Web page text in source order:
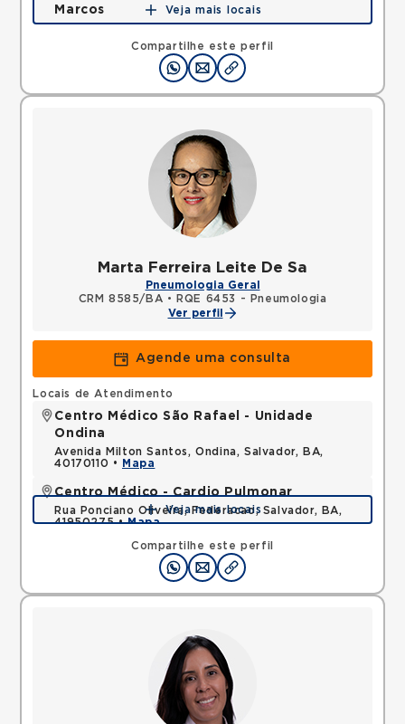
Compartilhe este perfil
Marcos
Rua Sao Rafael, Sao Marcos, Salvador, BA,
Mapa
Veja mais locais
Marta Ferreira Leite De Sa
Pneumologia Geral
CRM 8585/BA •
RQE 6453 - Pneumologia
Ver perfil
Agende uma consulta
Compartilhe este perfil
Locais de Atendimento
Centro Médico São Rafael - Unidade
Ondina
Avenida Milton Santos, Ondina, Salvador, BA,
40170110 •
Mapa
Centro Médico - Cardio Pulmonar
Rua Ponciano Oliveira, Federacao, Salvador, BA,
41950275 •Mapa
Veja mais locais